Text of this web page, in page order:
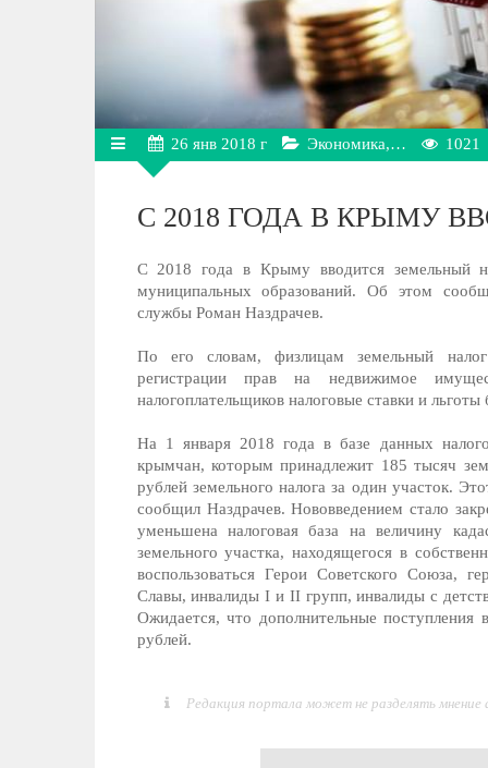
26 янв 2018 г Экономика,… 1021
С 2018 ГОДА В КРЫМУ
С 2018 года в Крыму вводится земельный
муниципальных образований. Об этом
службы Роман Наздрачев.
По его словам, физлицам земельный налог
регистрации прав на недвижимое
налогоплательщиков налоговые ставки и
На 1 января 2018 года в базе данных
крымчан, которым принадлежит 185 тысяч
рублей земельного налога за один участок.
сообщил Наздрачев. Нововведением стало
уменьшена налоговая база на величину
земельного участка, находящегося в
воспользоваться Герои Советского Союза,
Славы, инвалиды I и II групп, инвалиды с
Ожидается, что дополнительные поступления
рублей.
Редакция портала может не разделять мнение